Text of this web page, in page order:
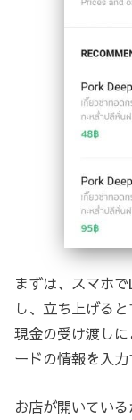
まずは、スマホ
し、立ち上げる
現金の受け渡し
ードの情報を入力
お店が開いてい